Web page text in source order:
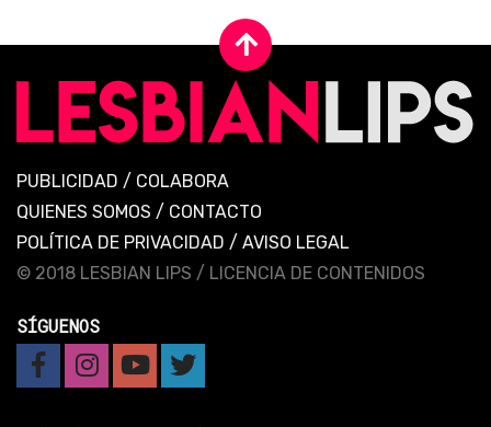
PUBLICIDAD / COLABORA
QUIENES SOMOS / CONTACTO
POLÍTICA DE PRIVACIDAD / AVISO LEGAL
© 2018 LESBIAN LIPS / LICENCIA DE CONTENIDOS
SÍGUENOS